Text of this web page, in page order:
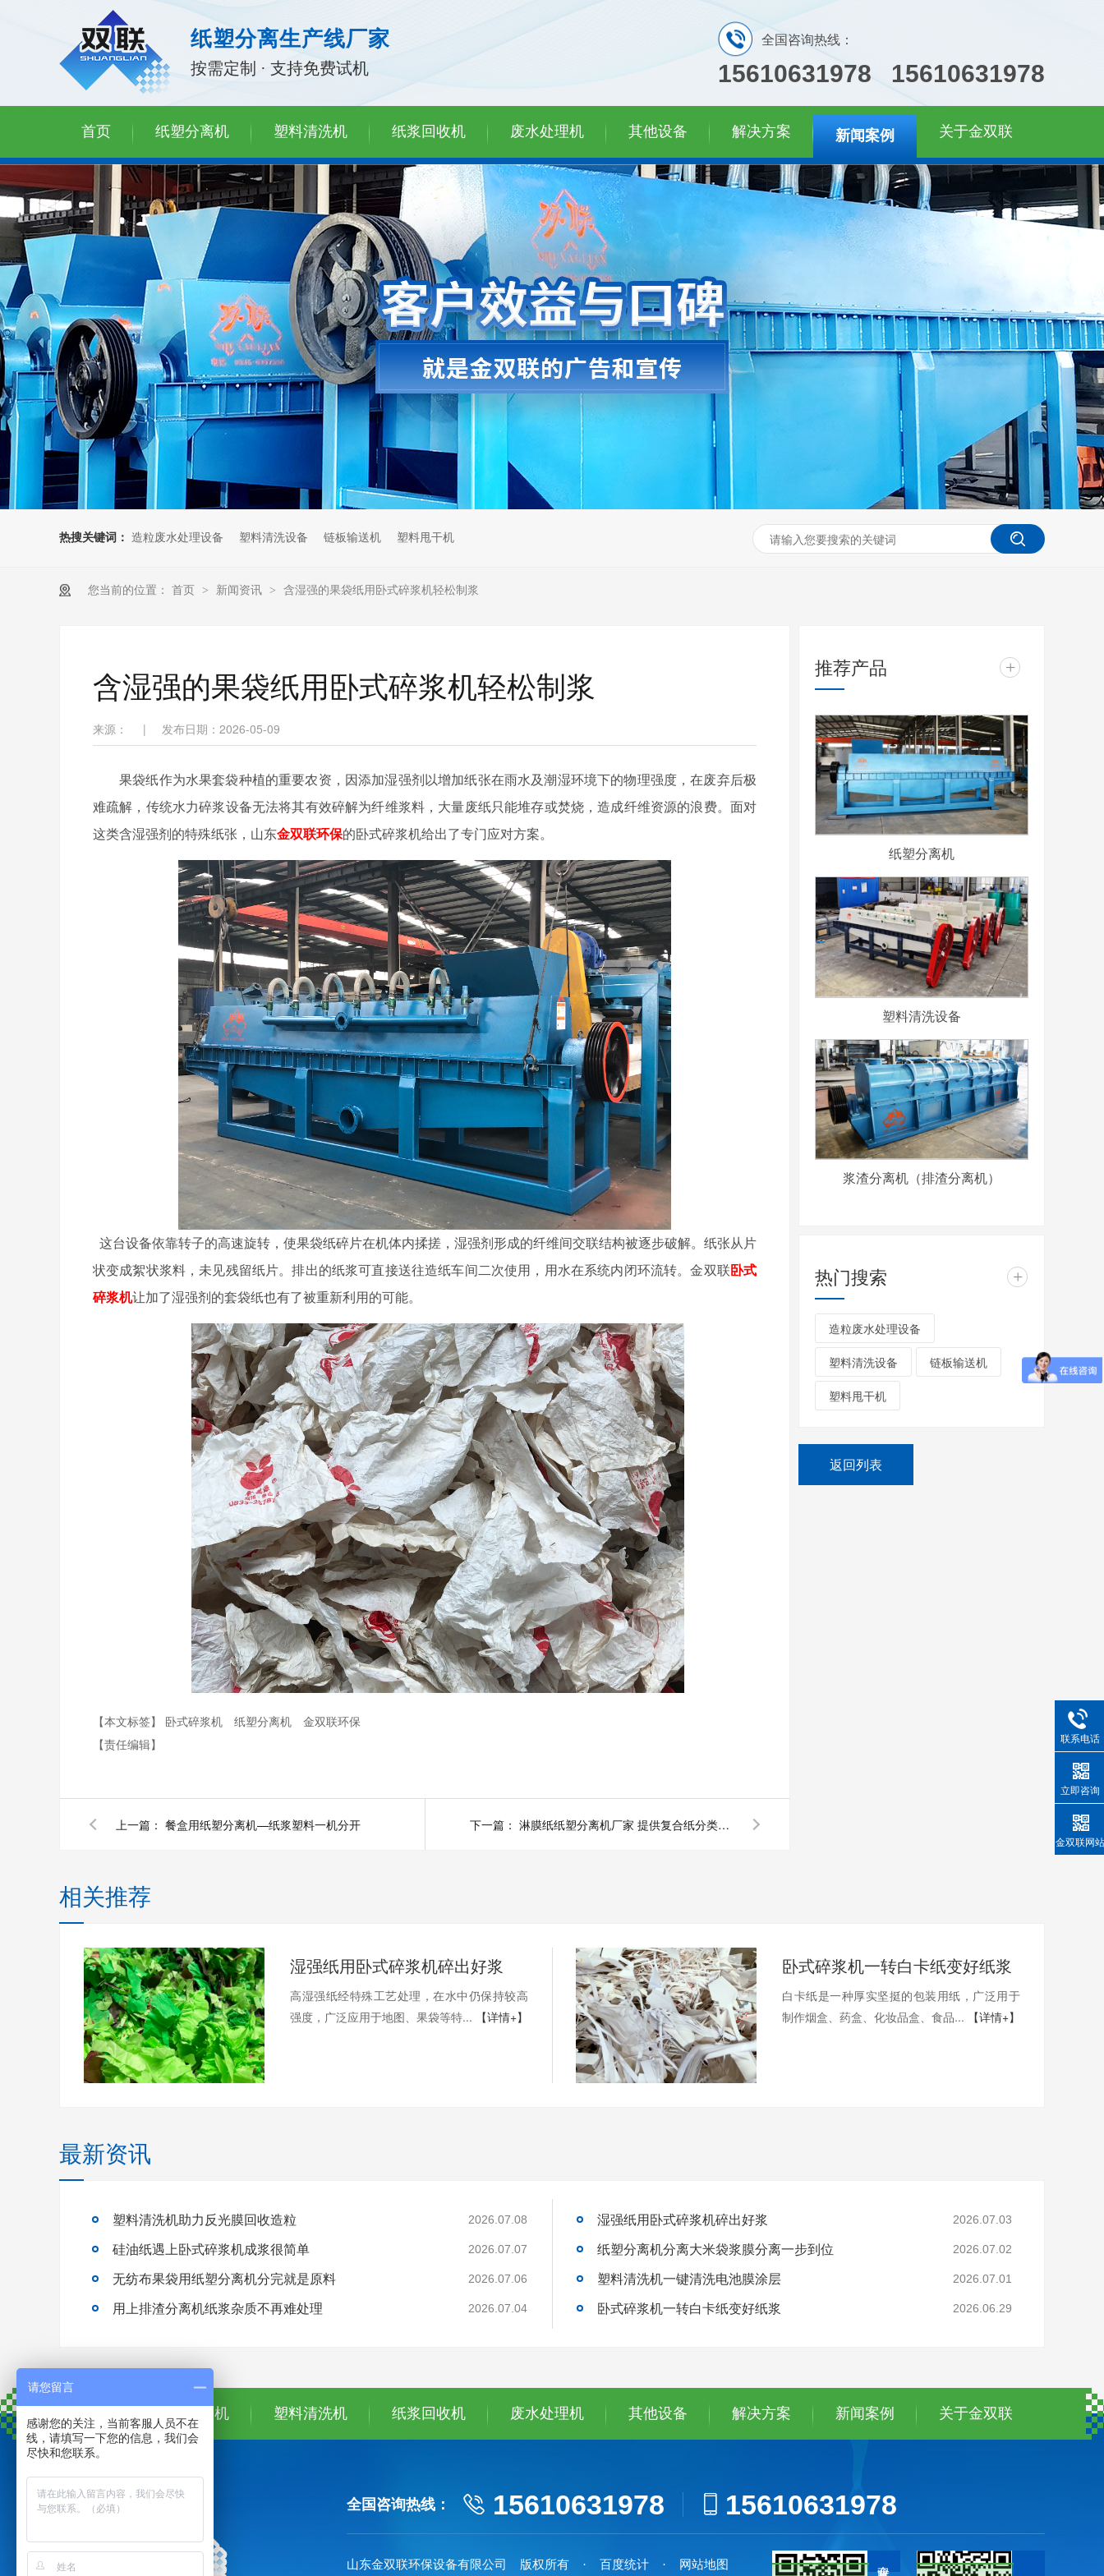
纸塑分离生产线厂家
按需定制 · 支持免费试机
全国咨询热线：
15610631978 15610631978
首页 纸塑分离机 塑料清洗机 纸浆回收机 废水处理机 其他设备 解决方案 新闻案例 关于金双联
热搜关键词： 造粒废水处理设备 塑料清洗设备 链板输送机 塑料甩干机
您当前的位置： 首页 > 新闻资讯 > 含湿强的果袋纸用卧式碎浆机轻松制浆
含湿强的果袋纸用卧式碎浆机轻松制浆
来源： | 发布日期：2026-05-09
果袋纸作为水果套袋种植的重要农资，因添加湿强剂以增加纸张在雨水及潮湿环境下的物理强度，在废弃后极
难疏解，传统水力碎浆设备无法将其有效碎解为纤维浆料，大量废纸只能堆存或焚烧，造成纤维资源的浪费。面对
这类含湿强剂的特殊纸张，山东金双联环保的卧式碎浆机给出了专门应对方案。
这台设备依靠转子的高速旋转，使果袋纸碎片在机体内揉搓，湿强剂形成的纤维间交联结构被逐步破解。纸张从片
状变成絮状浆料，未见残留纸片。排出的纸浆可直接送往造纸车间二次使用，用水在系统内闭环流转。金双联 卧式
碎浆机让加了湿强剂的套袋纸也有了被重新利用的可能。
【本文标签】 卧式碎浆机 纸塑分离机
金双联环保
【责任编辑】
上一篇： 餐盒用纸塑分离机—纸浆塑料一机分开 下一篇： 淋膜纸纸塑分离机厂家 提供复合纸分类利用方案
推荐产品 +
纸塑分离机
塑料清洗设备
浆渣分离机（排渣分离机）
热门搜索 +
造粒废水处理设备
塑料清洗设备 链板输送机
塑料甩干机
返回列表
相关推荐
湿强纸用卧式碎浆机碎出好浆
高湿强纸经特殊工艺处理，在水中仍保持较高
强度，广泛应用于地图、果袋等特...
【详情+】
卧式碎浆机一转白卡纸变好纸浆
白卡纸是一种厚实坚挺的包装用纸，广泛用于
制作烟盒、药盒、化妆品盒、食品...
【详情+】
最新资讯
塑料清洗机助力反光膜回收造粒 2026.07.08
硅油纸遇上卧式碎浆机成浆很简单 2026.07.07
无纺布果袋用纸塑分离机分完就是原料 2026.07.06
用上排渣分离机纸浆杂质不再难处理 2026.07.04
湿强纸用卧式碎浆机碎出好浆 2026.07.03
纸塑分离机分离大米袋浆膜分离一步到位 2026.07.02
塑料清洗机一键清洗电池膜涂层 2026.07.01
卧式碎浆机一转白卡纸变好纸浆 2026.06.29
首页 纸塑分离机 塑料清洗机 纸浆回收机 废水处理机 其他设备 解决方案 新闻案例 关于金双联
全国咨询热线： 15610631978 15610631978
山东金双联环保设备有限公司 版权所有 · 百度统计 · 网站地图
联系电话
立即咨询
金双联网站
请您留言
感谢您的关注，当前客服人员不在
线，请填写一下您的信息，我们会
尽快和您联系。